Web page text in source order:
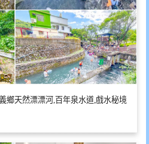
鄉天然漂漂河,百年泉水道,戲水秘境